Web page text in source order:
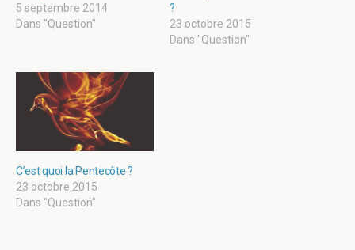
5 septembre 2014
Dans "Question"
?
23 octobre 2015
Dans "Question"
C’est quoi la Pentecôte ?
23 octobre 2015
Dans "Question"